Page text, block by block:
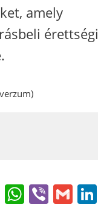
amely
érettségi
Viber